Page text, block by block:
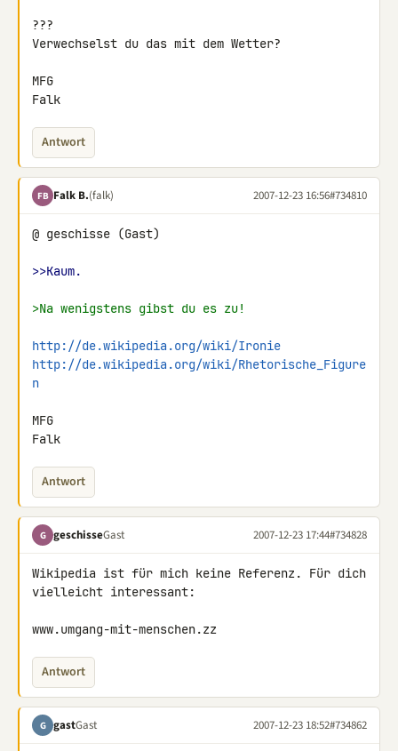
???
Verwechselst du das mit dem Wetter?
MFG
Falk
Antwort
FB Falk B.(falk) 2007-12-23 16:56#734810
@ geschisse (Gast)
>>Kaum.
>Na wenigstens gibst du es zu!
http://de.wikipedia.org/wiki/Ironie
http://de.wikipedia.org/wiki/Rhetorische_Figure
n
MFG
Falk
Antwort
G geschisseGast 2007-12-23 17:44#734828
Wikipedia ist für mich keine Referenz. Für dich
vielleicht interessant:
www.umgang-mit-menschen.zz
Antwort
G gastGast 2007-12-23 18:52#734862